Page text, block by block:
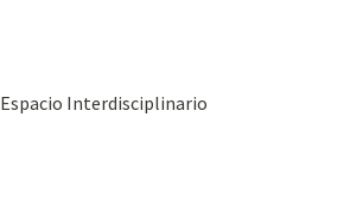
Espacio Interdisciplinario